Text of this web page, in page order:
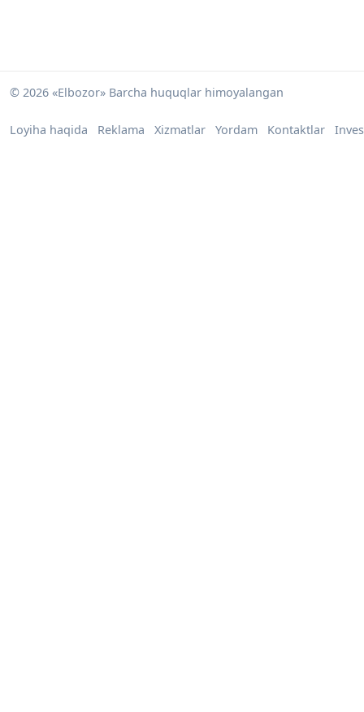
© 2026 «Elbozor» Barcha huquqlar himoyalangan
Loyiha haqida Reklama Xizmatlar Yordam Kontaktlar